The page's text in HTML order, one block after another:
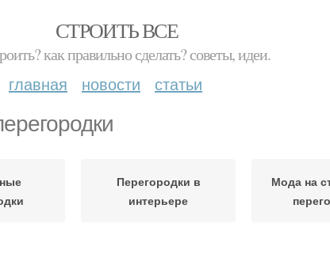
СТРОИТЬ ВСЕ
как правильно сделать? советы, идеи.
главная новости статьи
Перегородки в
интерьере
Мода на